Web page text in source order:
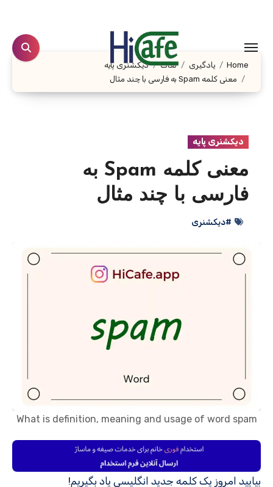
content
Home یادگیری لغات
دیکشنری پایه
معنی کلمه Spam به فارسی با چند مثال
دیکشنری پایه
معنی کلمه Spam به
فارسی با چند مثال
#دیکشنری
What is definition, meaning and usage of word spam
بیایید امروز یک کلمه جدید انگلیسی یاد بگیریم!